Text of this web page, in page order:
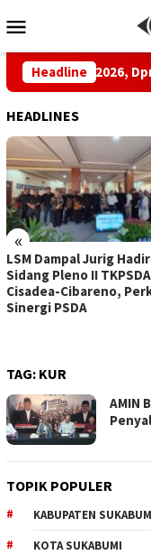
ke
Mobile
Headline
2026, Dpmd
HEADLINES
«
LSM Dampal Jurig
Sidang Pleno II TKPSDA
Cisadea-Cibareno,
Sinergi PSDA
TAG: KUR
AMIN
TOPIK POPULER
KABUPATEN
KOTA SUKABUMI